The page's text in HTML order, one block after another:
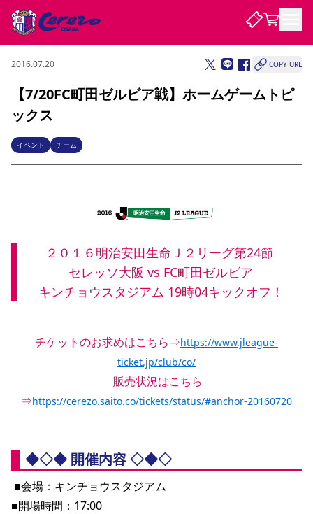
試合・チーム
試合について
試合日程 / 結果
チームについて
観戦する
チケット
譲渡サービス リセールサービス
キッズ向けサービス グルメ
マッチデープログラム
観戦マナー&ルール
ビジターサポーター観戦ガイド 公式アプリ
スタジアム
DAZNで観戦
アウェイツアー
よくある質問
クラブを知る
セレッソ大阪について
パートナー企業募集中 セレッソ大阪VISAカード サポートスタッフ
セレッソアイデアちょうだいな
応援商店街
サステナビリティ
サステナビリティポリシー SDGsのゴール
インパクトレポート
SPORT POSITIVE LEAGUES
スポーツクラブ
長居公園 セレッソフットサルパーク セレッソフットサルパーク長居
セレッソスポーツパーク舞洲
YANMAR HANASAKA STADIUM
セレッソ大阪アカデミー
子供のサッカースクール
大人のサッカースクール
ファンクラブ
SAKURA SOCIO SAKURA POINT Program 招待券引換方法
先行入場
まいセレチケット
会員規定 婚姻届・出生届・命名書
ニュース
ホームタウン
パートナー スポーツクラブ メディア 30周年
2016.07.20 COPY URL
【7/20FC町田ゼルビア戦】ホームゲームトピ
ックス
イベント チーム
２０１６明治安田生命Ｊ２リーグ第24節
セレッソ大阪 vs FC町田ゼルビア
キンチョウスタジアム 19時04キックオフ！
チケットのお求めはこちら⇒https://www.jleague-
ticket.jp/club/co/
⇒https://cerezo.saito.co/tickets/status/#anchor-20160720
◆◇◆ 開催内容 ◇◆◇
■会場：キンチョウスタジアム
■開場時間：17:00